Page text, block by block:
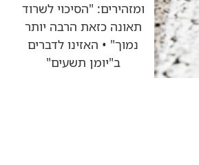
ומזהירים: "הסיכוי לשרוד
תאונה כזאת הרבה יותר
נמוך" • האזינו לדברים
ב"יומן תשעים"